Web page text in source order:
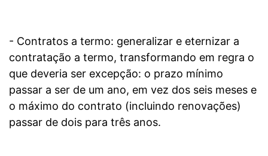
- Contratos a termo: generalizar e eternizar a
contratação a termo, transformando em regra o
que deveria ser excepção: o prazo mínimo
passar a ser de um ano, em vez dos seis meses e
o máximo do contrato (incluindo renovações)
passar de dois para três anos.